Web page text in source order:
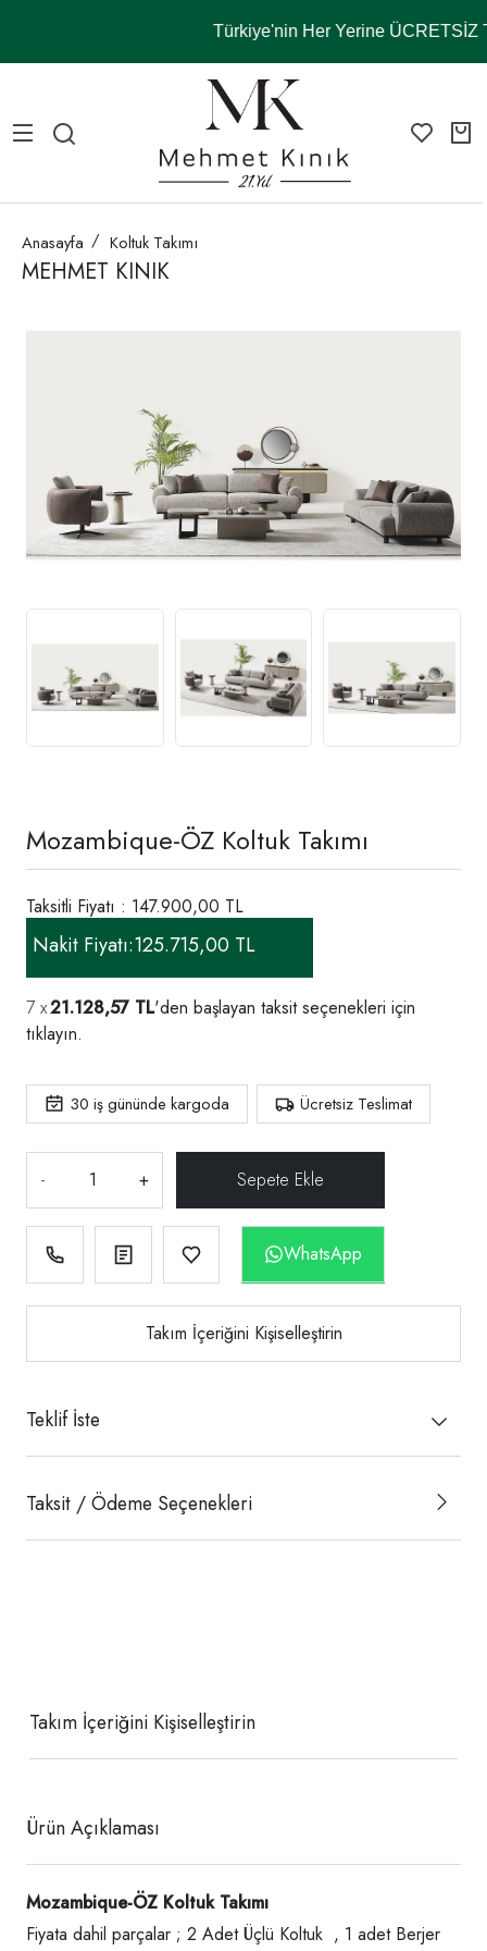
Türkiye'nin Her Yerine ÜCRETSİZ
Anasayfa Koltuk Takımı
MEHMET KINIK
Mozambique-ÖZ Koltuk Takımı
Taksitli Fiyatı : 147.900,00 TL
Nakit Fiyatı:125.715,00 TL
21.128,57 TL'den başlayan taksit seçenekleri için
tıklayın.
30 iş gününde kargoda Ücretsiz Teslimat
- +
WhatsApp
Takım İçeriğini Kişiselleştirin
Teklif İste
Taksit / Ödeme Seçenekleri
Takım İçeriğini Kişiselleştirin
Ürün Açıklaması
Mozambique-ÖZ Koltuk Takımı
Fiyata dahil parçalar ; 2 Adet Üçlü Koltuk , 1 adet Berjer